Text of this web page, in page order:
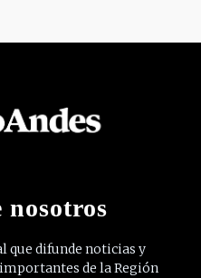
nosotros
que difunde noticias y
de la Región